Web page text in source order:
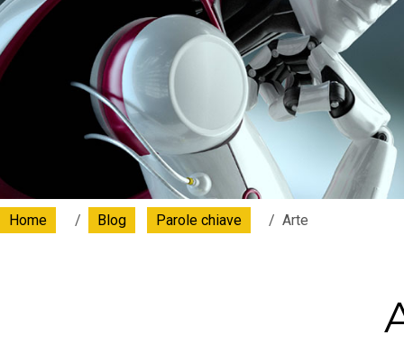
Home Blog Parole chiave Arte